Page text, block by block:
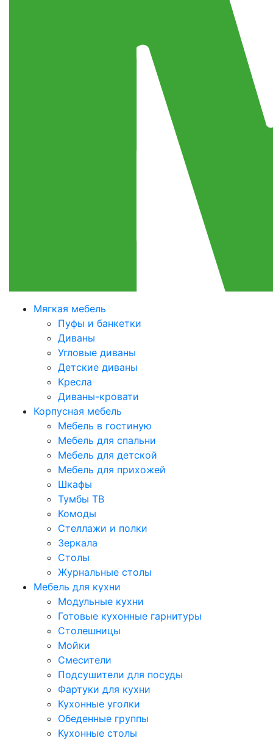
Мягкая мебель
Пуфы и банкетки
Диваны
Угловые диваны
Детские диваны
Кресла
Диваны-кровати
Корпусная мебель
Мебель в гостиную
Мебель для спальни
Мебель для детской
Мебель для прихожей
Шкафы
Тумбы ТВ
Комоды
Стеллажи и полки
Зеркала
Столы
Журнальные столы
Мебель для кухни
Модульные кухни
Готовые кухонные гарнитуры
Столешницы
Мойки
Смесители
Подсушители для посуды
Фартуки для кухни
Кухонные уголки
Обеденные группы
Кухонные столы